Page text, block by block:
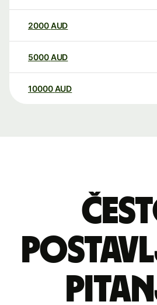
2000AUD
5000AUD
10000 AUD